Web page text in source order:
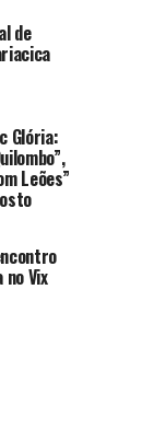
de
Glória:
Leões”
no Vix